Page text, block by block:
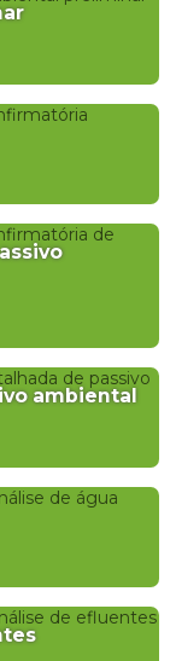
ambiental